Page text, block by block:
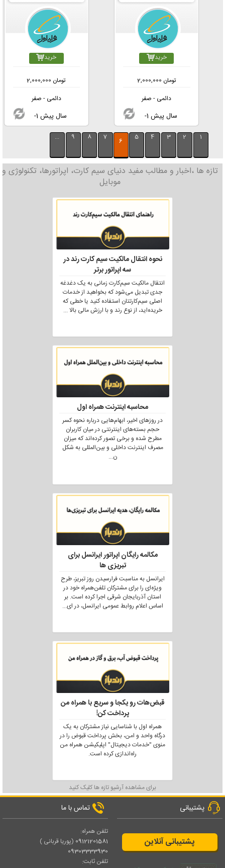
خرید
2,000,000 تومان
دائمی - صفر
-1 سال پیش
خرید
2,000,000 تومان
دائمی - صفر
-1 سال پیش
1
2
3
4
5
6
7
8
9
...
تازه ها ،اخبار و مطالب مفید دنیای سیم کارت، اپراتورها، تکنولوژی و
موبایل
نحوه انتقال مالکیت سیم کارت رند در
سه اپراتور برتر
انتقال مالکیت سیم‌کارت زمانی به یک دغدغه
جدی تبدیل می‌شود که بخواهید از خدمات
اصلی سیم‌کارتتان استفاده کنید یا خطی که
خریده‌اید، از نوع رند و با ارزش مالی بالا...
محاسبه اینترنت همراه اول
در روزهای اخیر، ابهام‌هایی درباره نحوه کسر
حجم بسته‌های اینترنتی در میان کاربران
مطرح شده و برخی تصور کرده‌اند که میزان
مصرف اینترنت داخلی و بین‌المللی به شکل
ن...
مکالمه رایگان اپراتور ایرانسل برای
تبریزی ها
ایرانسل به مناسبت فرارسیدن روز تبریز، طرح
ویژه‌ای را برای مشترکان تلفن‌همراه خود در
استان آذربایجان شرقی اجرا کرده است. بر
اساس اعلام روابط عمومی ایرانسل، در ای...
قبض‌هات رو یکجا و سریع با همراه من
پرداخت کن!
همراه اول با شناسایی نیاز مشترکان به یک
درگاه واحد و امن، بخش پرداخت قبوض را در
منوی "خدمات دیجیتال" اپلیکیشن همراه من
راه‌اندازی کرده است.
برای مشاهده آرشیو تازه ها کلیک کنید
پشتیبانی
پشتیبانی آنلاین
تماس با ما
تلفن همراه:
09121201581 (پوریا قربانی )
09303333930
تلفن ثابت: